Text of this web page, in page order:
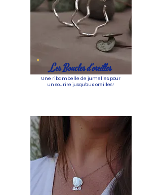
Les Boucles d'oreilles
Une ribambelle de jumelles pour
un sourire jusqu'aux oreilles!